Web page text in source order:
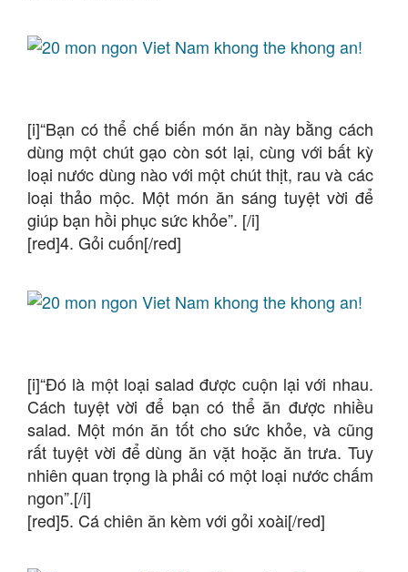
[i]“Bạn có thể chế biến món ăn này bằng cách
dùng một chút gạo còn sót lại, cùng với bất kỳ
loại nước dùng nào với một chút thịt, rau và các
loại thảo mộc. Một món ăn sáng tuyệt vời để
giúp bạn hồi phục sức khỏe”. [/i]
[red]4. Gỏi cuốn[/red]
[i]“Đó là một loại salad được cuộn lại với nhau.
Cách tuyệt vời để bạn có thể ăn được nhiều
salad. Một món ăn tốt cho sức khỏe, và cũng
rất tuyệt vời để dùng ăn vặt hoặc ăn trưa. Tuy
nhiên quan trọng là phải có một loại nước chấm
ngon”.[/i]
[red]5. Cá chiên ăn kèm với gỏi xoài[/red]